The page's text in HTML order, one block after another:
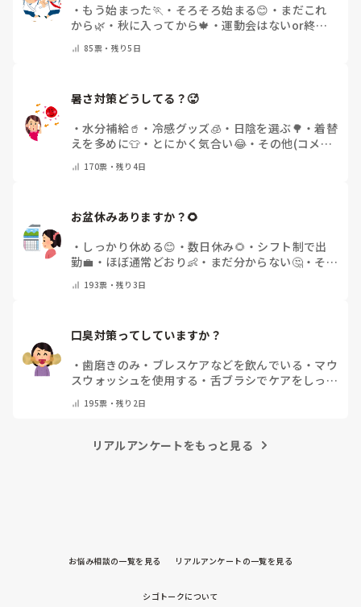
・ もう始まった🏃 ・ そろそろ始まる😊 ・ まだこれ
から🌿 ・ 秋に入ってから🍁 ・運動会はないor終わ
85票・ 残り5日
暑さ対策どうしてる？🥵
・水分補給🥤 ・ 冷感グッズ🧊 ・ 日陰を選ぶ🌳 ・着替
えを多めに👕 ・ とにかく気合い😂・ その他(コメン
170票・残り4日
お盆休みありますか？🌻
・ しっかり休める😊 ・ 数日休み🌻 ・ シフト制で出
勤💼 ・ ほぼ通常どおり👶 ・ まだ分からない🤔・ その
193票・残り3日
口臭対策ってしていますか？
・歯磨きのみ ・ ブレスケアなどを飲んでいる ・ マウ
スウォッシュを使用する ・ 舌ブラシでケアをしっか
の他(コメントで教えて下さい)
195票・残り2日
リアルアンケートをもっと見る
お悩み相談の一覧を見る リアルアンケートの一覧を見る
シゴトークについて